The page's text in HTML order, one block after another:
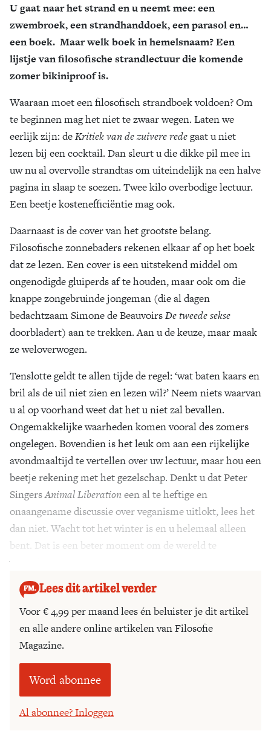
U gaat naar het strand en u neemt mee: een
zwembroek, een strandhanddoek, een parasol en…
een boek. Maar welk boek in hemelsnaam? Een
lijstje van filosofische strandlectuur die komende
zomer bikiniproof is.
Waaraan moet een filosofisch strandboek voldoen? Om
te beginnen mag het niet te zwaar wegen. Laten we
eerlijk zijn: deKritiek van de zuivere redegaat u niet
lezen bij een cocktail. Dan sleurt u die dikke pil mee in
uw nu al overvolle strandtas om uiteindelijk na een halve
pagina in slaap te soezen. Twee kilo overbodige lectuur.
Een beetje kostenefficiëntie mag ook.
Daarnaast is de cover van het grootste belang.
Filosofische zonnebaders rekenen elkaar af op het boek
dat ze lezen. Een cover is een uitstekend middel om
ongenodigde gluiperds af te houden, maar ook om die
knappe zongebruinde jongeman (die al dagen
bedachtzaam Simone de BeauvoirsDe tweede sekse
doorbladert) aan te trekken. Aan u de keuze, maar maak
ze weloverwogen.
Tenslotte geldt te allen tijde de regel: ‘wat baten kaars en
bril als de uil niet zien en lezen wil?’ Neem niets waarvan
u al op voorhand weet dat het u niet zal bevallen.
Ongemakkelijke waarheden komen vooral des zomers
ongelegen. Bovendien is het leuk om aan een rijkelijke
avondmaaltijd te vertellen over uw lectuur, maar hou een
beetje rekening met het gezelschap. Denkt u dat Peter
SingersAnimal Liberationeen al te heftige en
onaangename discussie over veganisme uitlokt, lees het
dan niet. Wacht tot het winter is en u helemaal alleen
bent. Dat is een beter moment om de wereld te
Lees dit artikel verder
Voor € 4,99 per maand lees én beluister je dit artikel
en alle andere online artikelen van Filosofie
Magazine.
Word abonnee
Al abonnee? Inloggen